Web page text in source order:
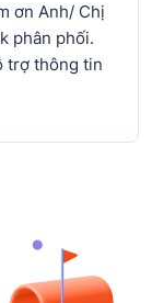
ơn Anh/ Chị
phân phối.
trợ thông tin